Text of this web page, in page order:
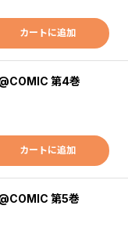
カートに追加
第4巻
カートに追加
第5巻